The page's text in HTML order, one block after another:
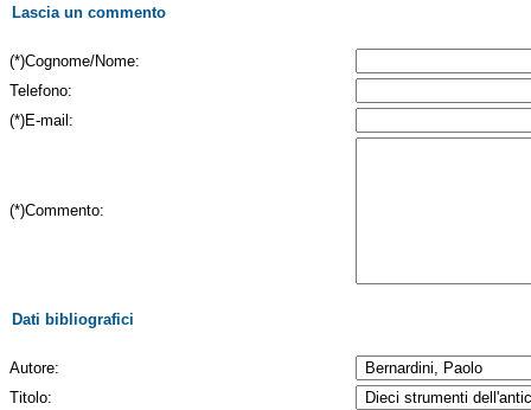
Lascia un commento
(*)Cognome/Nome:
Telefono:
(*)E-mail:
(*)Commento:
Dati bibliografici
Autore:
Titolo: